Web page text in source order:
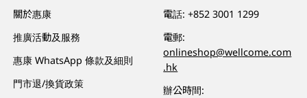
關於惠康
推廣活動及服務
惠康 WhatsApp 條款及細則
門市退/換貨政策
電話:+852 3001 1299
電郵:
onlineshop@wellcome.com
.hk
辦公時間: